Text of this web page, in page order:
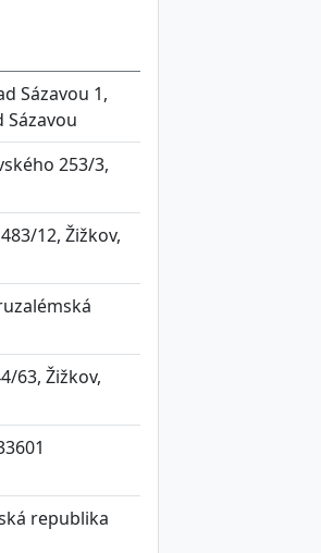
Sázavou 1,
Sázavou
253/3,
12, Žižkov,
63, Žižkov,
republika